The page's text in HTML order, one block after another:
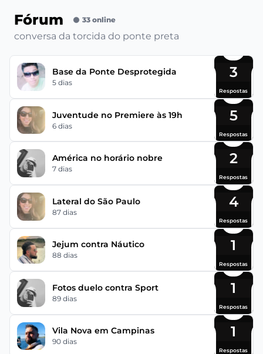
Fórum 33 online
conversa da torcida do ponte preta
Base da Ponte Desprotegida
5 dias
3
Respostas
Juventude no Premiere às 19h
6 dias
5
Respostas
América no horário nobre
7 dias
2
Respostas
Lateral do São Paulo
87 dias
4
Respostas
Jejum contra Náutico
88 dias
1
Respostas
Fotos duelo contra Sport
89 dias
1
Respostas
Vila Nova em Campinas
90 dias
1
Respostas